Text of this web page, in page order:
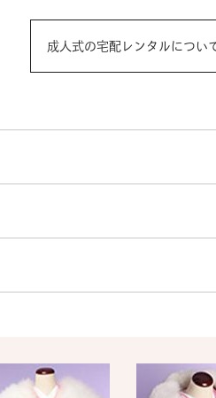
成人式の宅配レンタルについ